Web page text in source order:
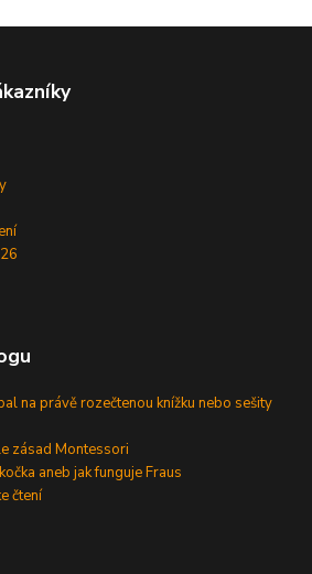
na právě rozečtenou knížku nebo sešity
zásad Montessori
aneb jak funguje Fraus
čtení